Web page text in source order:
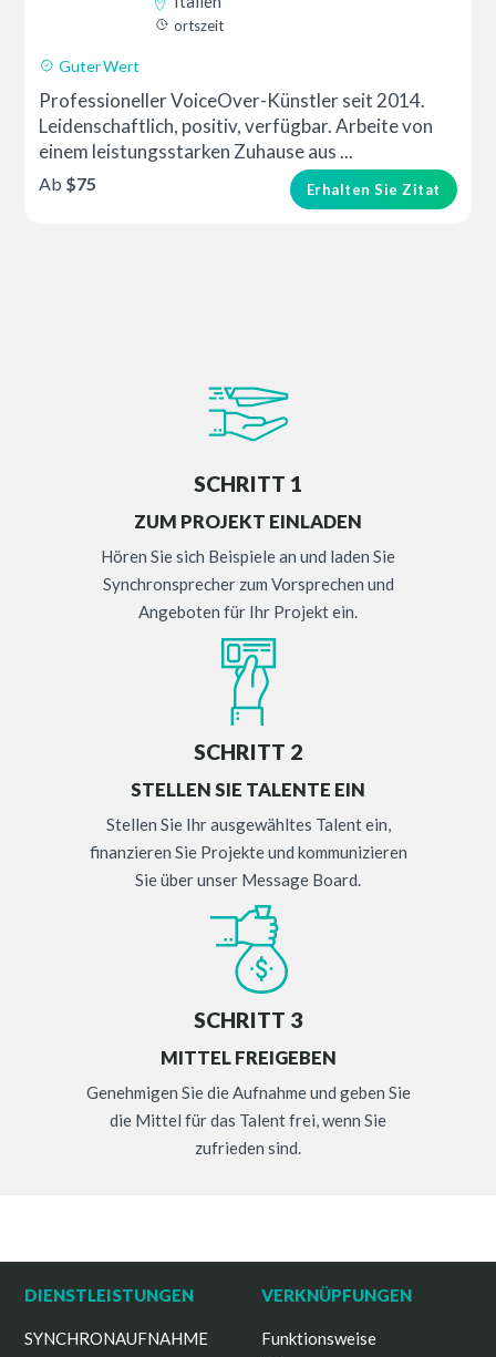
ortszeit
Guter Wert
Professioneller VoiceOver-Künstler seit 2014.
Leidenschaftlich, positiv, verfügbar. Arbeite von
einem leistungsstarken Zuhause aus ...
Erhalten Sie Zitat
Ab $75
SCHRITT 1
ZUM PROJEKT EINLADEN
Hören Sie sich Beispiele an und laden Sie
Synchronsprecher zum Vorsprechen und
Angeboten für Ihr Projekt ein.
SCHRITT 2
STELLEN SIE TALENTE EIN
Stellen Sie Ihr ausgewähltes Talent ein,
finanzieren Sie Projekte und kommunizieren
Sie über unser Message Board.
SCHRITT 3
MITTEL FREIGEBEN
Genehmigen Sie die Aufnahme und geben Sie
die Mittel für das Talent frei, wenn Sie
zufrieden sind.
DIENSTLEISTUNGEN
SYNCHRONAUFNAHME
VERKNÜPFUNGEN
Funktionsweise